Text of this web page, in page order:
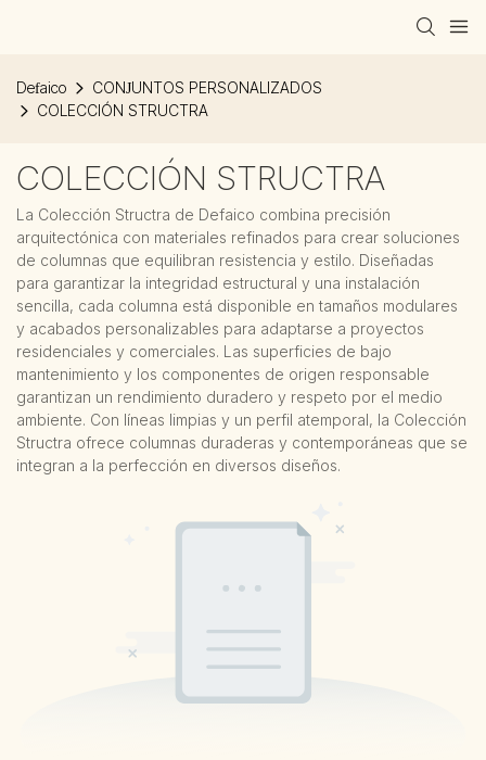
Defaico
CONJUNTOS PERSONALIZADOS
COLECCIÓN STRUCTRA
COLECCIÓN STRUCTRA
La Colección Structra de Defaico combina precisión
arquitectónica con materiales refinados para crear soluciones
de columnas que equilibran resistencia y estilo. Diseñadas
para garantizar la integridad estructural y una instalación
sencilla, cada columna está disponible en tamaños modulares
y acabados personalizables para adaptarse a proyectos
residenciales y comerciales. Las superficies de bajo
mantenimiento y los componentes de origen responsable
garantizan un rendimiento duradero y respeto por el medio
ambiente. Con líneas limpias y un perfil atemporal, la Colección
Structra ofrece columnas duraderas y contemporáneas que se
integran a la perfección en diversos diseños.